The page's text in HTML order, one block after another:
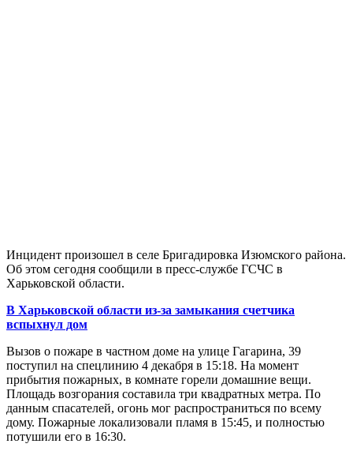
Инцидент произошел в селе Бригадировка Изюмского района.
Об этом сегодня сообщили в пресс-службе ГСЧС в
Харьковской области.
В Харьковской области из-за замыкания счетчика
вспыхнул дом
Вызов о пожаре в частном доме на улице Гагарина, 39
поступил на спецлинию 4 декабря в 15:18. На момент
прибытия пожарных, в комнате горели домашние вещи.
Площадь возгорания составила три квадратных метра. По
данным спасателей, огонь мог распространиться по всему
дому. Пожарные локализовали пламя в 15:45, и полностью
потушили его в 16:30.